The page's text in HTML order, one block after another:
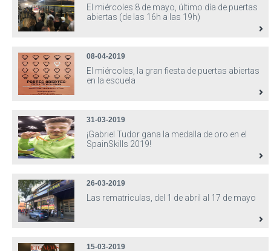
El miércoles 8 de mayo, último día de puertas
abiertas (de las 16h a las 19h)
08-04-2019
El miércoles, la gran fiesta de puertas abiertas
en la escuela
31-03-2019
¡Gabriel Tudor gana la medalla de oro en el
SpainSkills 2019!
26-03-2019
Las rematriculas, del 1 de abril al 17 de mayo
15-03-2019